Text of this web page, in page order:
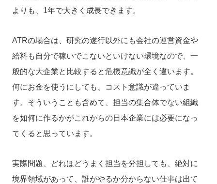
よりも、1年で大きく成長できます。
ATRの場合は、研究の遂行以外にも会社の運営資金や
給料も自分で稼いでこないといけない環境なので、一
般的な大企業と比較すると危機意識が全く違います。
何にお金を使うにしても、コスト意識が違っていま
す。そういうことも含めて、担当の集合体でない組織
を如何に作るかがこれからの日本企業には必要になっ
てくると思っています。
実際問題、どれほどうまく担当を分担しても、絶対に
境界領域があって、誰がやるか分からない仕事は出て